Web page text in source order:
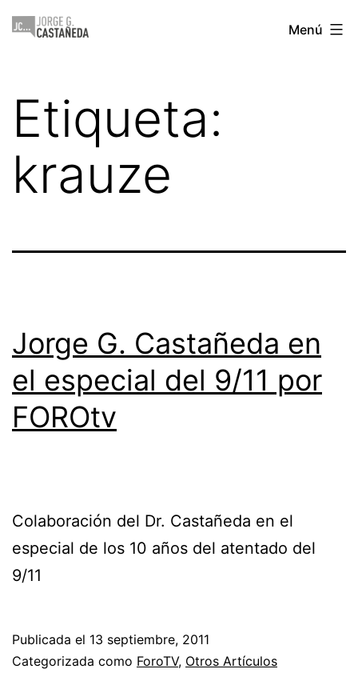
Saltar
Jorge
Menú
Etiqueta:
krauze
Jorge G. Castañeda en
el especial del 9/11 por
FOROtv
Colaboración del Dr. Castañeda en el
especial de los 10 años del atentado del
9/11
Publicada el 13 septiembre, 2011
Categorizada como ForoTV, Otros Artículos